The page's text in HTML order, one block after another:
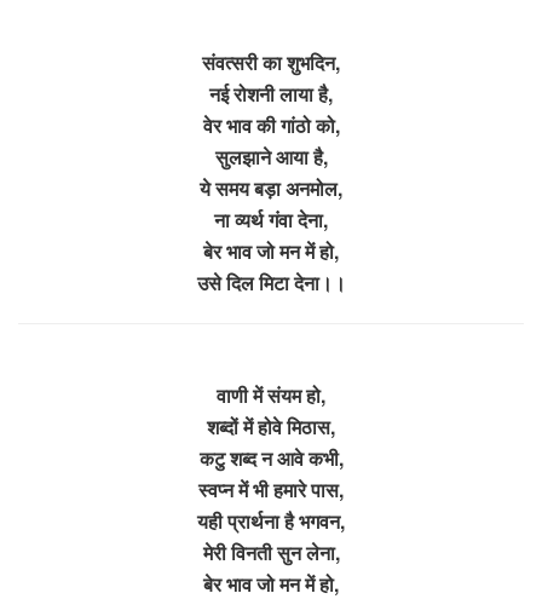
संवत्सरी का शुभदिन,
नई रोशनी लाया है,
वेर भाव की गांठो को,
सुलझाने आया है,
ये समय बड़ा अनमोल,
ना व्यर्थ गंवा देना,
बेर भाव जो मन में हो,
उसे दिल मिटा देना।।
वाणी में संयम हो,
शब्दों में होवे मिठास,
कटु शब्द न आवे कभी,
स्वप्न में भी हमारे पास,
यही प्रार्थना है भगवन,
मेरी विनती सुन लेना,
बेर भाव जो मन में हो,